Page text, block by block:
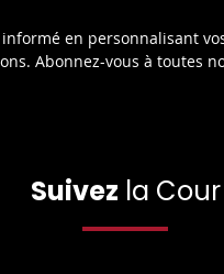
informé en personnalisant
Abonnez-vous à toutes
Suivez la Cour